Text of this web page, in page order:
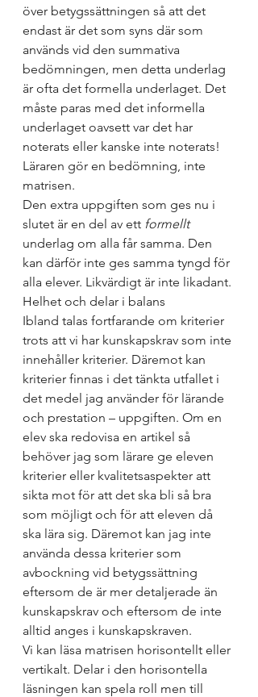
över betygssättningen så att det
endast är det som syns där som
används vid den summativa
bedömningen, men detta underlag
är ofta det formella underlaget. Det
måste paras med det informella
underlaget oavsett var det har
noterats eller kanske inte noterats!
Läraren gör en bedömning, inte
matrisen.
Den extra uppgiften som ges nu i
slutet är en del av ett formellt
underlag om alla får samma. Den
kan därför inte ges samma tyngd för
alla elever. Likvärdigt är inte likadant.
Helhet och delar i balans
Ibland talas fortfarande om kriterier
trots att vi har kunskapskrav som inte
innehåller kriterier. Däremot kan
kriterier finnas i det tänkta utfallet i
det medel jag använder för lärande
och prestation – uppgiften. Om en
elev ska redovisa en artikel så
behöver jag som lärare ge eleven
kriterier eller kvalitetsaspekter att
sikta mot för att det ska bli så bra
som möjligt och för att eleven då
ska lära sig. Däremot kan jag inte
använda dessa kriterier som
avbockning vid betygssättning
eftersom de är mer detaljerade än
kunskapskrav och eftersom de inte
alltid anges i kunskapskraven.
Vi kan läsa matrisen horisontellt eller
vertikalt. Delar i den horisontella
läsningen kan spela roll men till